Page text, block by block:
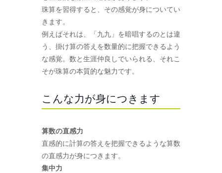
珠算を習得すると、その感覚が身についてい
きます。
例えばそれは、「九九」を暗唱するのとは違
う、掛け算の答えを数量的に把握できるよう
な感覚。数と生涯仲良しでいられる、それこ
そが珠算の本質的な魅力です。
こんな力が身につきます
算数の直感力
直感的に計算の答えを把握できるような算数
の直感力が身につきます。
集中力